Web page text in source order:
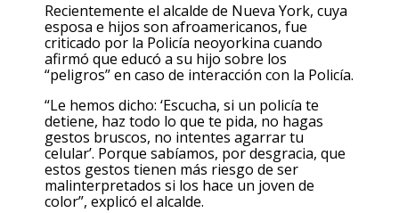
Recientemente el alcalde de Nueva York, cuya
esposa e hijos son afroamericanos, fue
criticado por la Policía neoyorkina cuando
afirmó que educó a su hijo sobre los
“peligros” en caso de interacción con la Policía.
“Le hemos dicho: ‘Escucha, si un policía te
detiene, haz todo lo que te pida, no hagas
gestos bruscos, no intentes agarrar tu
celular’. Porque sabíamos, por desgracia, que
estos gestos tienen más riesgo de ser
malinterpretados si los hace un joven de
color”, explicó el alcalde.